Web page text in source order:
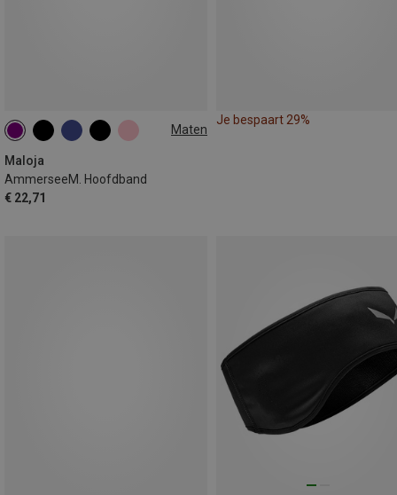
Maten
Maloja
AmmerseeM. Hoofdband
€ 22,71
ONE SIZE
Je bespaart 29%